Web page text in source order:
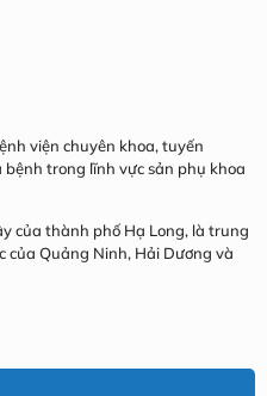
viện chuyên khoa, tuyến
trong lĩnh vực sản phụ khoa
của thành phố Hạ Long, là trung
của Quảng Ninh, Hải Dương và